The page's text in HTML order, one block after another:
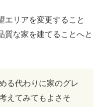
エリアを変更すること
質な家を建てることへと
る代わりに家のグレ
えてみてもよさそ